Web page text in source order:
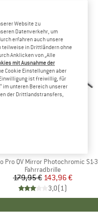
Pro QV Mirror Photochromic S1-3
Produktgruppe
Fahrradbrille
Preis
179,95 € reduzierter Preis
143,96 €
3,0(1)
Website zu
Datenverkehr, um
erfahren auch unsere
teilweise in Drittländern ohne
Anklicken von „Alle
mit Ausnahme der
Cookie Einstellungen aber
ist freiwillig, für
im unteren Bereich unserer
der Drittlandstransfers,